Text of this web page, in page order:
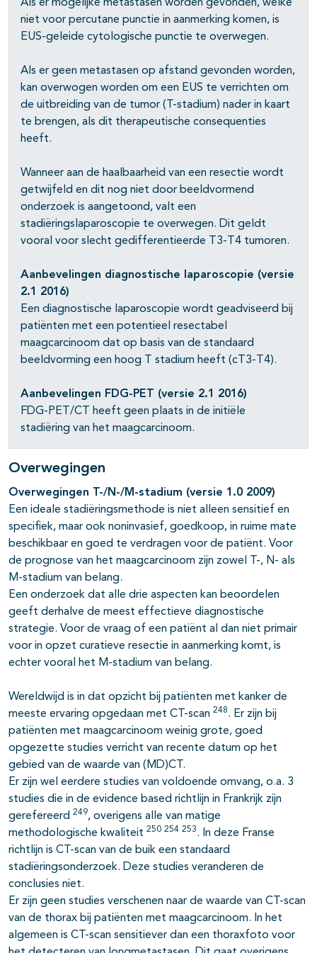
Als er mogelijke metastasen worden gevonden, welke
niet voor percutane punctie in aanmerking komen, is
EUS-geleide cytologische punctie te overwegen.
Als er geen metastasen op afstand gevonden worden,
kan overwogen worden om een EUS te verrichten om
de uitbreiding van de tumor (T-stadium) nader in kaart
te brengen, als dit therapeutische consequenties
heeft.
Wanneer aan de haalbaarheid van een resectie wordt
getwijfeld en dit nog niet door beeldvormend
onderzoek is aangetoond, valt een
stadiëringslaparoscopie te overwegen. Dit geldt
vooral voor slecht gedifferentieerde T3-T4 tumoren.
Aanbevelingen diagnostische laparoscopie (versie
2.1 2016)
Een diagnostische laparoscopie wordt geadviseerd bij
patiënten met een potentieel resectabel
maagcarcinoom dat op basis van de standaard
beeldvorming een hoog T stadium heeft (cT3-T4).
Aanbevelingen FDG-PET (versie 2.1 2016)
FDG-PET/CT heeft geen plaats in de initiële
stadiëring van het maagcarcinoom.
Overwegingen
Overwegingen T-/N-/M-stadium (versie 1.0 2009)
Een ideale stadiëringsmethode is niet alleen sensitief en
specifiek, maar ook noninvasief, goedkoop, in ruime mate
beschikbaar en goed te verdragen voor de patiënt. Voor
de prognose van het maagcarcinoom zijn zowel T-, N- als
M-stadium van belang.
Een onderzoek dat alle drie aspecten kan beoordelen
geeft derhalve de meest effectieve diagnostische
strategie. Voor de vraag of een patiënt al dan niet primair
voor in opzet curatieve resectie in aanmerking komt, is
echter vooral het M-stadium van belang.
Wereldwijd is in dat opzicht bij patiënten met kanker de
meeste ervaring opgedaan met CT-scan 248. Er zijn bij
patiënten met maagcarcinoom weinig grote, goed
opgezette studies verricht van recente datum op het
gebied van de waarde van (MD)CT.
Er zijn wel eerdere studies van voldoende omvang, o.a. 3
studies die in de evidence based richtlijn in Frankrijk zijn
gerefereerd 249, overigens alle van matige
methodologische kwaliteit 250 254 253. In deze Franse
richtlijn is CT-scan van de buik een standaard
stadiëringsonderzoek. Deze studies veranderen de
conclusies niet.
Er zijn geen studies verschenen naar de waarde van CT-scan
van de thorax bij patiënten met maagcarcinoom. In het
algemeen is CT-scan sensitiever dan een thoraxfoto voor